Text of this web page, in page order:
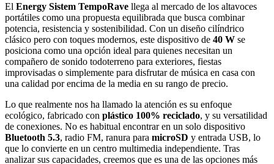
El Energy Sistem TempoRave llega al mercado de los altavoces
portátiles como una propuesta equilibrada que busca combinar
potencia, resistencia y sostenibilidad. Con un diseño cilíndrico
clásico pero con toques modernos, este dispositivo de 40 W se
posiciona como una opción ideal para quienes necesitan un
compañero de sonido todoterreno para exteriores, fiestas
improvisadas o simplemente para disfrutar de música en casa con
una calidad por encima de la media en su rango de precio.
Lo que realmente nos ha llamado la atención es su enfoque
ecológico, fabricado con plástico 100% reciclado, y su versatilidad
de conexiones. No es habitual encontrar en un solo dispositivo
Bluetooth 5.3, radio FM, ranura para microSD y entrada USB, lo
que lo convierte en un centro multimedia independiente. Tras
analizar sus capacidades, creemos que es una de las opciones más